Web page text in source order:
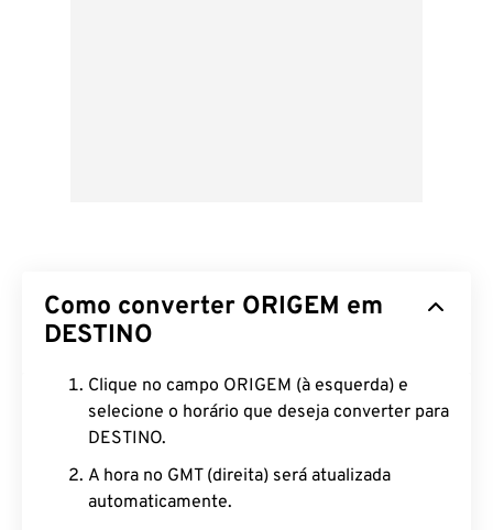
Como converter ORIGEM em
DESTINO
Clique no campo ORIGEM (à esquerda) e
selecione o horário que deseja converter para
DESTINO.
A hora no GMT (direita) será atualizada
automaticamente.